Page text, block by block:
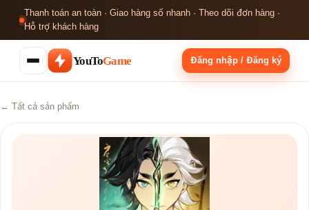
Thanh toán an toàn · Giao hàng số nhanh · Theo dõi đơn hàng ·
Hỗ trợ khách hàng
YouToGame Đăng nhập / Đăng ký
← Tất cả sản phẩm